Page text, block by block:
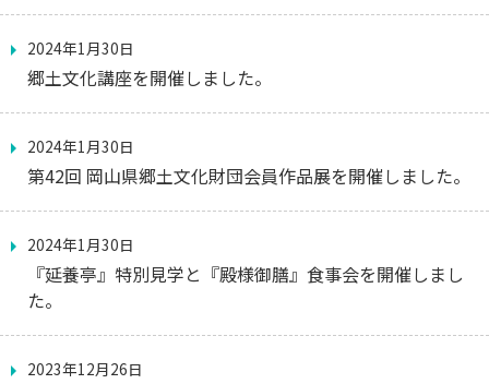
2024年1月30日
郷土文化講座を開催しました。
2024年1月30日
第42回 岡山県郷土文化財団会員作品展を開催しました。
2024年1月30日
『延養亭』特別見学と『殿様御膳』食事会を開催しまし
た。
2023年12月26日